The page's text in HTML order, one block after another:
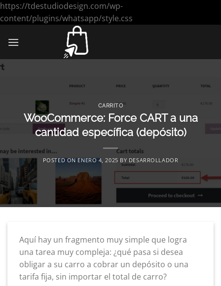
https://tdestudiodesign.com/wp-
content/plugins/whatsapp/style.css
CARRITO
WooCommerce: Force CART a una
cantidad específica (depósito)
POSTED ONENERO 4, 2025 BY DESARROLLADOR
Aquí hay un fragmento muy simple que logra
una tarea muy compleja: ¿qué pasa si desea
obligar a su carro a cobrar un depósito o una
tarifa fija, sin importar el total de carro?